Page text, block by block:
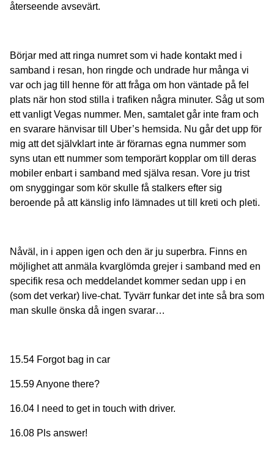
återseende avsevärt.
Börjar med att ringa numret som vi hade kontakt med i
samband i resan, hon ringde och undrade hur många vi
var och jag till henne för att fråga om hon väntade på fel
plats när hon stod stilla i trafiken några minuter. Såg ut som
ett vanligt Vegas nummer. Men, samtalet går inte fram och
en svarare hänvisar till Uber’s hemsida. Nu går det upp för
mig att det självklart inte är förarnas egna nummer som
syns utan ett nummer som temporärt kopplar om till deras
mobiler enbart i samband med själva resan. Vore ju trist
om snyggingar som kör skulle få stalkers efter sig
beroende på att känslig info lämnades ut till kreti och pleti.
Nåväl, in i appen igen och den är ju superbra. Finns en
möjlighet att anmäla kvarglömda grejer i samband med en
specifik resa och meddelandet kommer sedan upp i en
(som det verkar) live-chat. Tyvärr funkar det inte så bra som
man skulle önska då ingen svarar…
15.54 Forgot bag in car
15.59 Anyone there?
16.04 I need to get in touch with driver.
16.08 Pls answer!